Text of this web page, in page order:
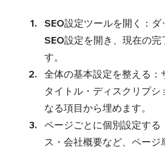
SEO設定ツールを開く：ダ
SEO設定を開き、現在の完
す。
全体の基本設定を整える：
タイトル・ディスクリプシ
なる項目から埋めます。
ページごとに個別設定する
ス・会社概要など、ページ